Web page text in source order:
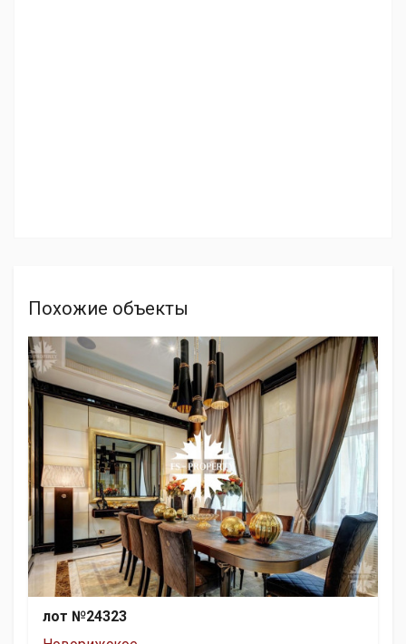
Похожие объекты
лот №24323